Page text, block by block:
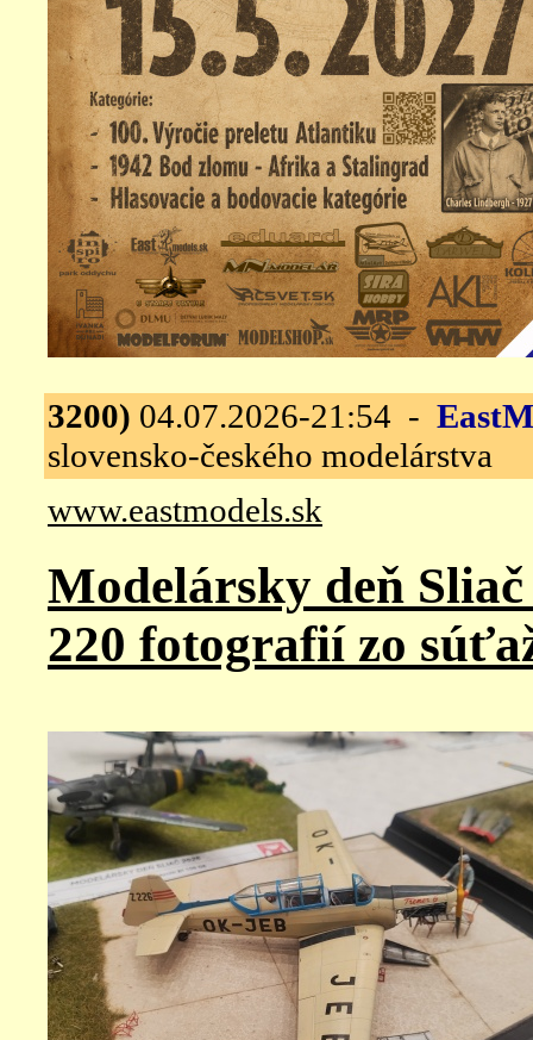
3200) 04.07.2026-21:54 -
slovensko-českého modelárstva
www.eastmodels.sk
Modelársky deň
220 fotografií zo